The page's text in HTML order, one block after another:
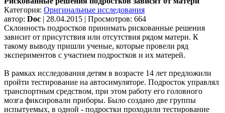
Категория: Оригинальные исследования
автор: Doc | 28.04.2015 | Просмотров: 664
Склонность подростков принимать рискованные решения
зависит от присутствия или отсутствия рядом матери. К
такому выводу пришли ученые, которые провели ряд
экспериментов с участием подростков и их матерей.
В рамках исследования детям в возрасте 14 лет предложили
пройти тестирование на автосимуляторе. Подросток управлял
транспортным средством, при этом работу его головного
мозга фиксировали приборы. Было создано две группы
испытуемых, в одной - подростки проходили тестирование